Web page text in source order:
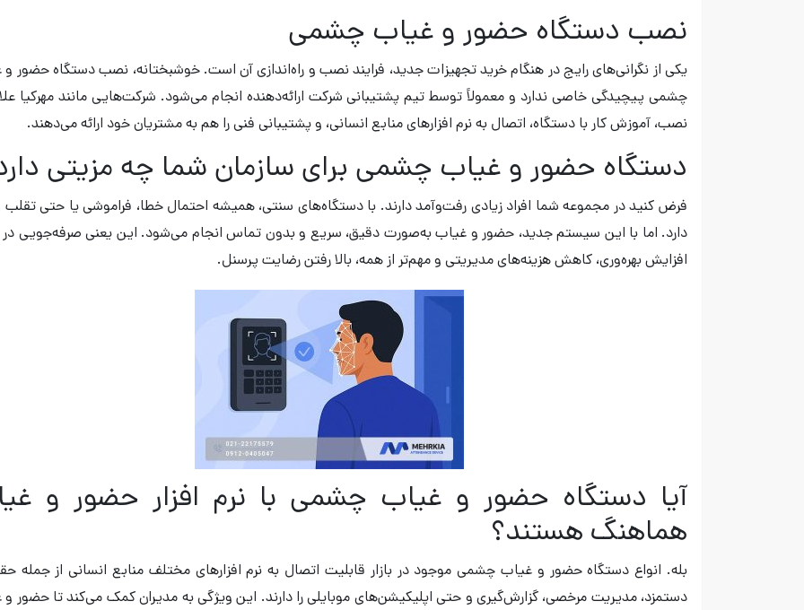
نصب دستگاه حضور و غیاب چشمی
یکی از نگرانی‌های رایج در هنگام خرید تجهیزات جدید، فرایند نصب و راه‌اندازی آن است. خوشبختانه، نصب دستگاه حضور
چشمی پیچیدگی خاصی ندارد و معمولاً توسط تیم پشتیبانی شرکت ارائه‌دهنده انجام می‌شود. شرکت‌هایی مانند مهرکیا
نصب، آموزش کار با دستگاه، اتصال به نرم ‌افزارهای منابع انسانی، و پشتیبانی فنی را هم به مشتریان خود ارائه می‌دهند.
دستگاه حضور و غیاب چشمی برای سازمان شما چه مزیتی
فرض کنید در مجموعه شما افراد زیادی رفت‌وآمد دارند. با دستگاه‌های سنتی، همیشه احتمال خطا، فراموشی یا حتی
دارد. اما با این سیستم جدید، حضور و غیاب به‌صورت دقیق، سریع و بدون تماس انجام می‌شود. این یعنی صرفه‌جویی در
افزایش بهره‌وری، کاهش هزینه‌های مدیریتی و مهم‌تر از همه، بالا رفتن رضایت پرسنل.
آیا دستگاه حضور و غیاب چشمی با نرم‌ افزار حضور و
هماهنگ هستند؟
بله. انواع دستگاه‌ حضور و غیاب چشمی موجود در بازار قابلیت اتصال به نرم ‌افزارهای مختلف منابع انسانی از جمله
دستمزد، مدیریت مرخصی، گزارش‌گیری و حتی اپلیکیشن‌های موبایلی را دارند. این ویژگی به مدیران کمک می‌کند تا حضور